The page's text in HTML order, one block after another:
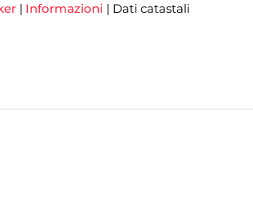
| Informazioni | Dati catastali